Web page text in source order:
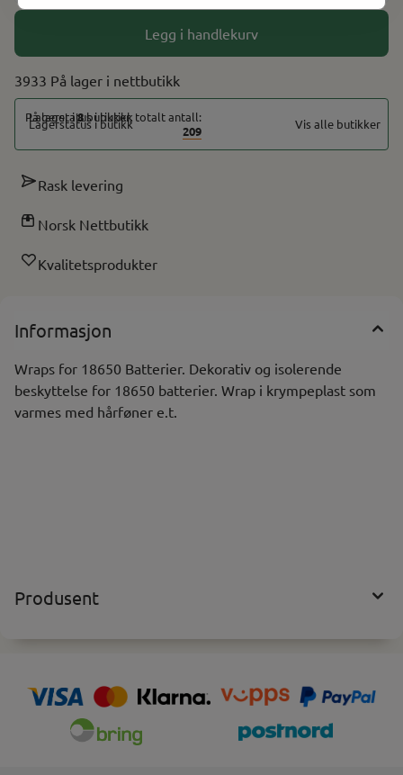
Legg i handlekurv
3933 På lager
På lager i8butikker, totalt antall:
209
Vis alle butikker
Rask levering
Norsk Nettbutikk
Kvalitetsprodukter
Informasjon
Wraps for 18650 Batterier. Dekorativ og isolerende
beskyttelse for 18650 batterier. Wrap i krympeplast som
varmes med hårføner e.t.
Produsent